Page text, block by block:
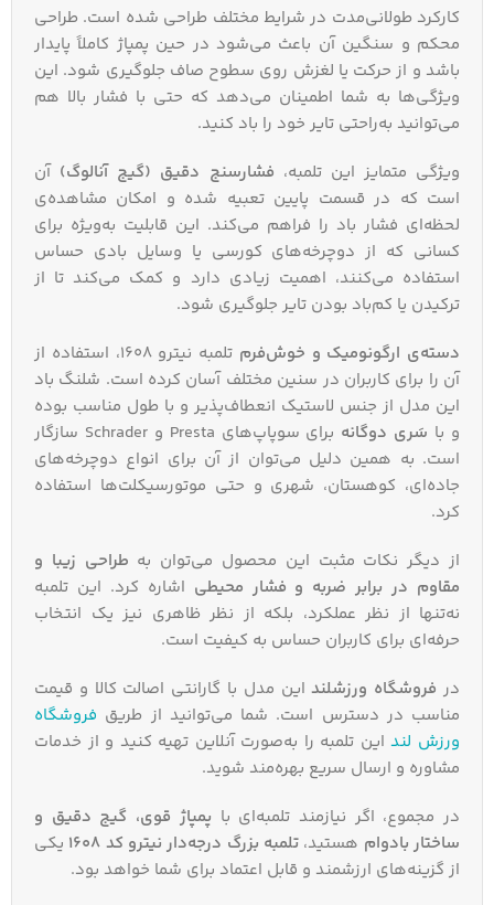
کارکرد طولانی‌مدت در شرایط مختلف طراحی شده است. طراحی
محکم و سنگین آن باعث می‌شود در حین پمپاژ کاملاً پایدار
باشد و از حرکت یا لغزش روی سطوح صاف جلوگیری شود. این
ویژگی‌ها به شما اطمینان می‌دهد که حتی با فشار بالا هم
می‌توانید به‌راحتی تایر خود را باد کنید.
ویژگی متمایز این تلمبه، فشارسنج دقیق (گیج آنالوگ) آن
است که در قسمت پایین تعبیه شده و امکان مشاهده‌ی
لحظه‌ای فشار باد را فراهم می‌کند. این قابلیت به‌ویژه برای
کسانی که از دوچرخه‌های کورسی یا وسایل بادی حساس
استفاده می‌کنند، اهمیت زیادی دارد و کمک می‌کند تا از
ترکیدن یا کم‌باد بودن تایر جلوگیری شود.
دسته‌ی ارگونومیک و خوش‌فرم
تلمبه نیترو 1608، استفاده از
آن را برای کاربران در سنین مختلف آسان کرده است. شلنگ باد
این مدل از جنس لاستیک انعطاف‌پذیر و با طول مناسب بوده
و با سَری دوگانه
برای سوپاپ‌های Presta و Schrader سازگار
است. به همین دلیل می‌توان از آن برای انواع دوچرخه‌های
جاده‌ای، کوهستان، شهری و حتی موتورسیکلت‌ها استفاده
کرد.
از دیگر نکات مثبت این محصول می‌توان به طراحی زیبا و
مقاوم در برابر ضربه و فشار محیطی اشاره کرد. این تلمبه
نه‌تنها از نظر عملکرد، بلکه از نظر ظاهری نیز یک انتخاب
حرفه‌ای برای کاربران حساس به کیفیت است.
در فروشگاه ورزشلنداین مدل با گارانتی اصالت کالا و قیمت
مناسب در دسترس است. شما می‌توانید از طریق فروشگاه
ورزش لنداین تلمبه را به‌صورت آنلاین تهیه کنید و از خدمات
مشاوره و ارسال سریع بهره‌مند شوید.
در مجموع، اگر نیازمند تلمبه‌ای با پمپاژ قوی، گیج دقیق و
ساختار بادوام هستید، تلمبه بزرگ درجه‌دار نیترو کد 1608
یکی
از گزینه‌های ارزشمند و قابل اعتماد برای شما خواهد بود.